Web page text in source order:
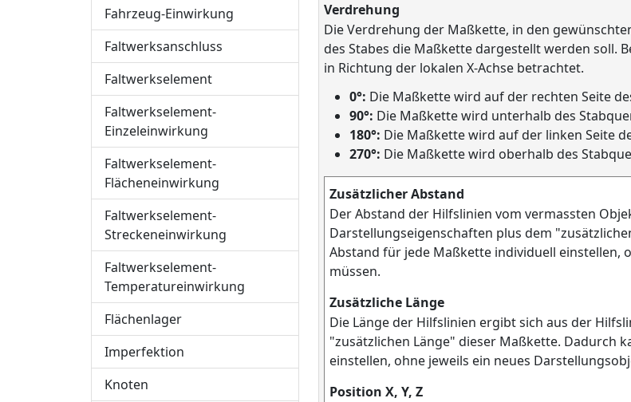
Fahrzeug-Einwirkung
Faltwerksanschluss
Faltwerkselement
Faltwerkselement-
Einzeleinwirkung
Faltwerkselement-
Flächeneinwirkung
Faltwerkselement-
Streckeneinwirkung
Faltwerkselement-
Temperatureinwirkung
Flächenlager
Imperfektion
Knoten
Verdrehung
Die Verdrehung der Maßkette, in den
des Stabes die Maßkette dargestellt werden soll.
in Richtung der lokalen X-Achse betrachtet.
0°: Die Maßkette wird auf der rechten Seite
90°: Die Maßkette wird unterhalb des
180°: Die Maßkette wird auf der linken Seite
270°: Die Maßkette wird oberhalb des
Zusätzlicher Abstand
Der Abstand der Hilfslinien vom vermassten
Darstellungseigenschaften plus dem
Abstand für jede Maßkette individuell einstellen,
müssen.
Zusätzliche Länge
Die Länge der Hilfslinien ergibt sich aus der
"zusätzlichen Länge" dieser Maßkette. Dadurch
einstellen, ohne jeweils ein neues
Position X, Y, Z